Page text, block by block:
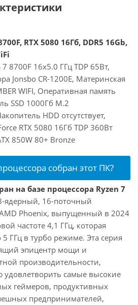
RTX 5080 16Гб, DDR5 16Gb,
8700F 16x5.0 ГГц TDP 65Вт,
Jonsbo CR-1200E, Материнская
WIFI, Оперативная память
SSD 1000Гб M.2
HDD отсутствует,
RTX 5080 16Гб TDP 360Вт
850W 80+ Bronze
собран этот ПК?
на базе процессора Ryzen 7
ядерный, 16-поточный
AMD Phoenix, выпущенный в 2024
частоте 4,1 ГГц, которая
ГГц в турбо режиме. Эта серия
эпицентр мощи и
производительности,
удовлетворить самые высокие
геймеров, продуктивных
предпринимателей,